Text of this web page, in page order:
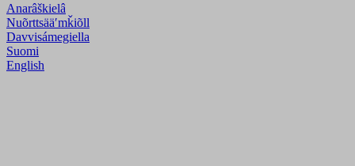
Anarâškielâ
Nuõrttsääʹmǩiõll
Davvisámegiella
Suomi
English